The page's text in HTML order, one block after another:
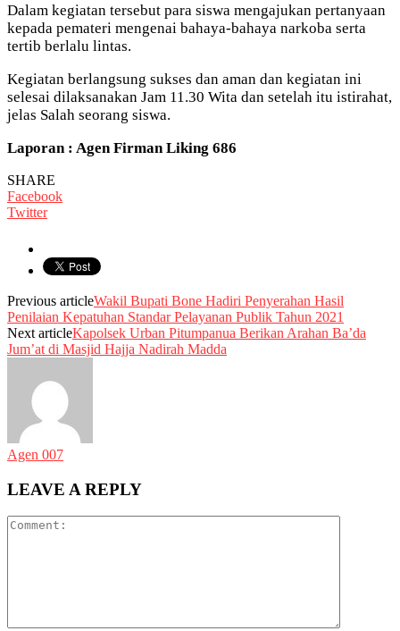
Dalam kegiatan tersebut para siswa mengajukan pertanyaan
kepada pemateri mengenai bahaya-bahaya narkoba serta
tertib berlalu lintas.
Kegiatan berlangsung sukses dan aman dan kegiatan ini
selesai dilaksanakan Jam 11.30 Wita dan setelah itu istirahat,
jelas Salah seorang siswa.
Laporan : Agen Firman Liking 686
SHARE
Facebook
Twitter
Previous articleWakil Bupati Bone Hadiri Penyerahan Hasil
Penilaian Kepatuhan Standar Pelayanan Publik Tahun 2021
Next articleKapolsek Urban Pitumpanua Berikan Arahan Ba’da
Jum’at di Masjid Hajja Nadirah Madda
Agen 007
LEAVE A REPLY